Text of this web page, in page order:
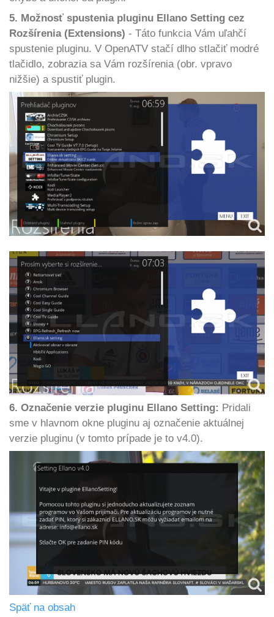
5. Možnosť spustenia pluginu Ellano Setting cez
Rozšírenia (Extensions) - Táto funkcia Vám uľahčí
spustenie pluginu. V OpenATV stačí dlho stlačiť modré
tlačidlo, zobrazia sa Vám rozšírenia (obr. vpravo
nižšie) a spustiť plugin.
6. Označenie verzie pluginu Ellano Setting: Pridali
sme v hlavnom okne pluginu aj označenie aktuálnej
verzie pluginu (v tomto prípade je to v4.0).
Späť na obsah